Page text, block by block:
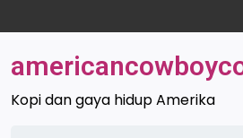
to
Kopi dan gaya hidup Amerika